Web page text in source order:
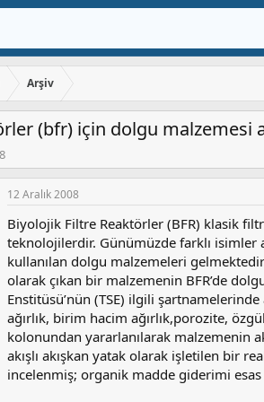
Arşiv
(bfr) için dolgu malzemesi
12 Aralık 2008
Biyolojik Filtre Reaktörler (BFR) klasik
teknolojilerdir. Günümüzde farklı
kullanılan dolgu malzemeleri
olarak çıkan bir malzemenin BFR’de
Enstitüsü’nün (TSE) ilgili
ağırlık, birim hacim ağırlık,porozite,
kolonundan yararlanılarak malzemenin
akışlı akışkan yatak olarak işletilen bir
incelenmiş; organik madde giderimi